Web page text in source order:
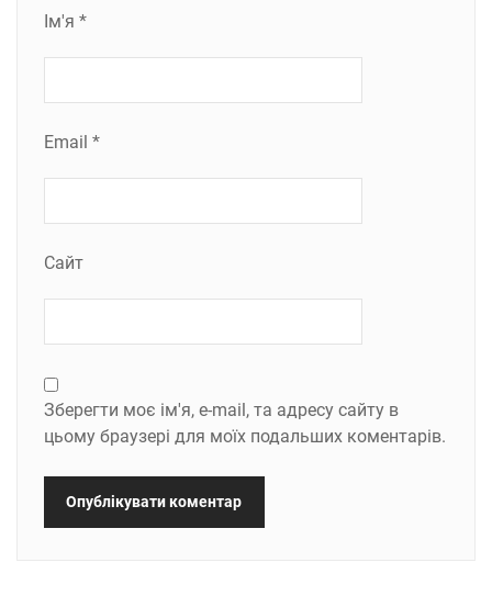
Ім'я *
Email *
Сайт
Зберегти моє ім'я, e-mail, та адресу сайту в
цьому браузері для моїх подальших коментарів.